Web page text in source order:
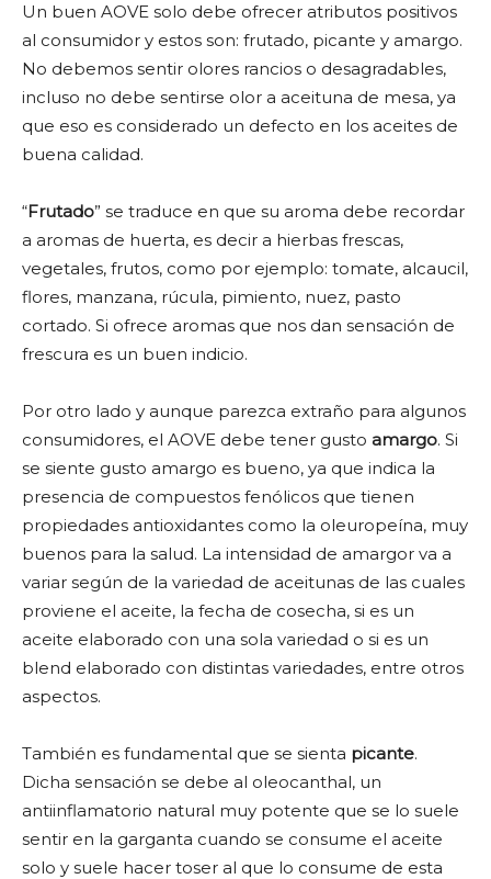
Un buen AOVE solo debe ofrecer atributos positivos
al consumidor y estos son: frutado, picante y amargo.
No debemos sentir olores rancios o desagradables,
incluso no debe sentirse olor a aceituna de mesa, ya
que eso es considerado un defecto en los aceites de
buena calidad.
“Frutado” se traduce en que su aroma debe recordar
a aromas de huerta, es decir a hierbas frescas,
vegetales, frutos, como por ejemplo: tomate, alcaucil,
flores, manzana, rúcula, pimiento, nuez, pasto
cortado. Si ofrece aromas que nos dan sensación de
frescura es un buen indicio.
Por otro lado y aunque parezca extraño para algunos
consumidores, el AOVE debe tener gusto amargo. Si
se siente gusto amargo es bueno, ya que indica la
presencia de compuestos fenólicos que tienen
propiedades antioxidantes como la oleuropeína, muy
buenos para la salud. La intensidad de amargor va a
variar según de la variedad de aceitunas de las cuales
proviene el aceite, la fecha de cosecha, si es un
aceite elaborado con una sola variedad o si es un
blend elaborado con distintas variedades, entre otros
aspectos.
También es fundamental que se sienta picante.
Dicha sensación se debe al oleocanthal, un
antiinflamatorio natural muy potente que se lo suele
sentir en la garganta cuando se consume el aceite
solo y suele hacer toser al que lo consume de esta